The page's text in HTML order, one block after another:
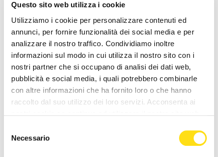
Questo sito web utilizza i cookie
Utilizziamo i cookie per personalizzare contenuti ed
annunci, per fornire funzionalità dei social media e per
analizzare il nostro traffico. Condividiamo inoltre
informazioni sul modo in cui utilizza il nostro sito con i
nostri partner che si occupano di analisi dei dati web,
pubblicità e social media, i quali potrebbero combinarle
con altre informazioni che ha fornito loro o che hanno
raccolto dal suo utilizzo dei loro servizi. Acconsenta ai
delNecessario
Regione Autonoma Friuli Venezia Giulia Massimiliano
Fedriga e dell’assessore regionale alla salute,
politiche sociali e disabilità del Friuli Venezia Giulia
Riccardo Riccardi, l’onorevole Emanuele Loperfido,
l'onorevole Gian Antonio Girelli e Claudio Colussi,
Sindaco di Casarsa della Delizia.
Dopo gli interventi delle autorità, si è passati alle
testimonianze sul progetto conErika Biasuttidirettrice
cantante e coordinatrice
Giovanna
De Carocoautrice testo
Più di quanto immagini” e